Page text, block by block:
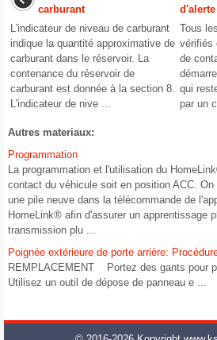
carburant
L'indicateur de niveau de carburant
indique la quantité approximative de
carburant dans le réservoir. La
contenance du réservoir de
carburant est donnée à la section 8.
L'indicateur de nive ...
d'alerte
Tous
vérifiés
de
qui
par un
Autres materiaux:
Programmation
La programmation et l'utilisation du
contact du véhicule soit en position ACC.
une pile neuve dans la télécommande de
HomeLink® afin d'assurer un apprentissage
transmission plu ...
Poignée extérieure de porte arrière:
REMPLACEMENT Portez des gants pour
Utilisez un outil de dépose de panneau e ...